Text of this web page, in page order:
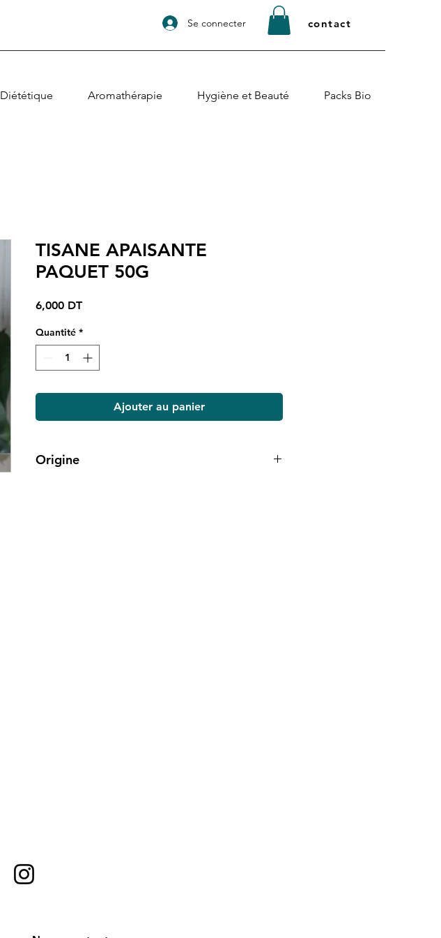
Se connecter contact
Diététique Aromathérapie Hygiène et Beauté Packs Bio
TISANE APAISANTE
PAQUET 50G
6,000 DTPrix
Quantité *
Ajouter au panier
Origine